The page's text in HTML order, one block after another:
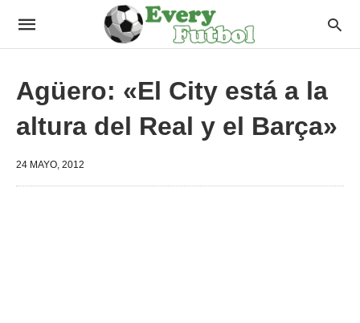
Agüero: «El City está a la
altura del Real y el Barça»
24 MAYO, 2012